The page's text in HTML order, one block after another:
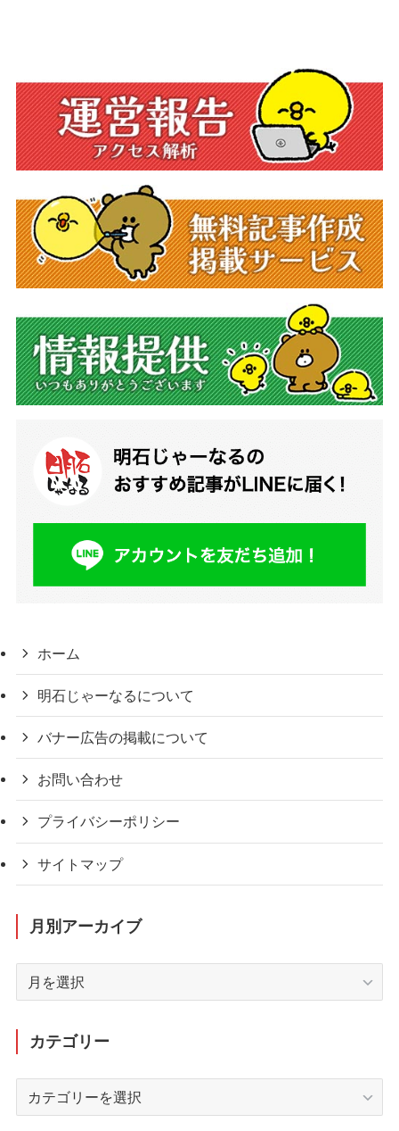
ホーム
明石じゃーなるについて
バナー広告の掲載について
お問い合わせ
プライバシーポリシー
サイトマップ
月別アーカイブ
イ
ブ
カテゴリー